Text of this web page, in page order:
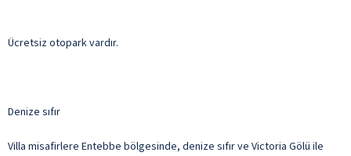
Ücretsiz otopark vardır.
Denize sıfır
Villa misafirlere Entebbe bölgesinde, denize sıfır ve Victoria Gölü ile